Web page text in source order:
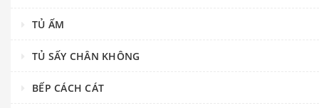
TỦ ẤM
TỦ SẤY CHÂN KHÔNG
BẾP CÁCH CÁT